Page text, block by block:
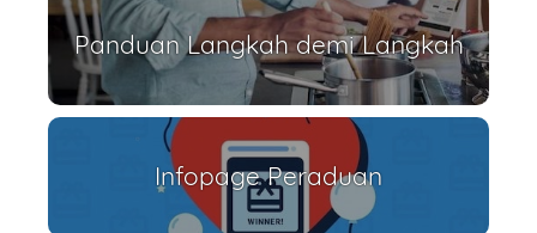
Panduan Langkah demi Langkah
Infopage Peraduan